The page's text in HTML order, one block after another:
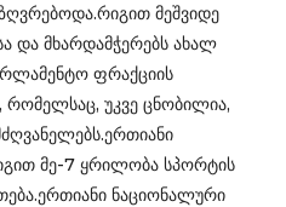
მეშვიდე
და მხარდამჭერებს ახალ
ფრაქციის
რომელსაც, უკვე ცნობილია,
მე-7 ყრილობა სპორტის
ნაციონალური